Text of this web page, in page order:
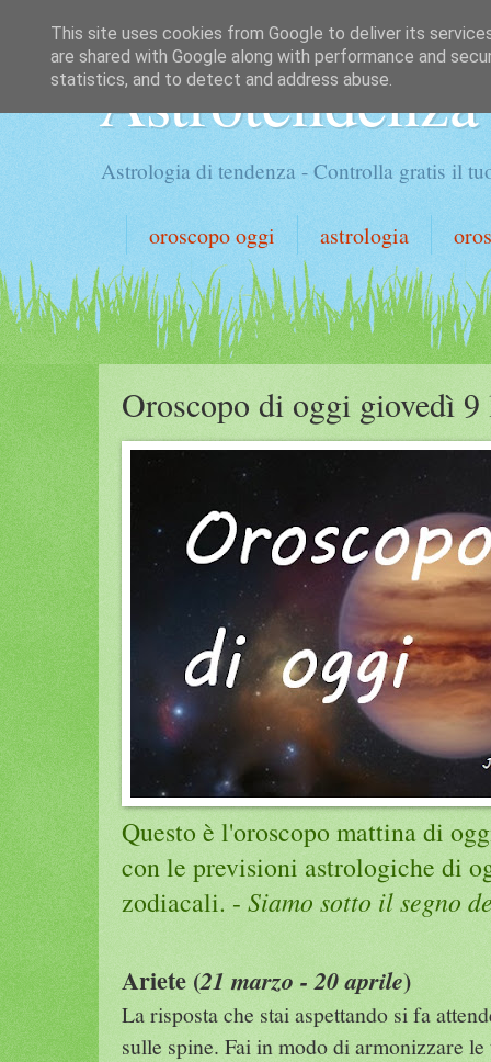
Astrotendenza
Astrologia di tendenza - Controlla gratis il
oroscopo oggi astrologia
Oroscopo di oggi giovedì
Questo è l'oroscopo mattina di
con le previsioni astrologiche di
zodiacali. - Siamo sotto il segno
Ariete (21 marzo - 20 aprile)
La risposta che stai aspettando si fa
sulle spine. Fai in modo di armonizzare
This site uses cookies from Google to deliver its
are shared with Google along with performance and
statistics, and to detect and address abuse.